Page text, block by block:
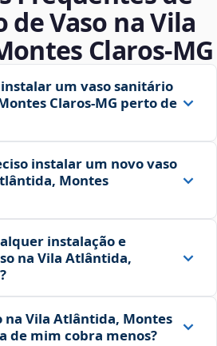
Vaso na Vila
Claros‑MG
um vaso sanitário
Claros‑MG perto de
instalar um novo vaso
Montes
instalação e
na Vila Atlântida,
na Vila Atlântida, Montes
de mim cobra menos?